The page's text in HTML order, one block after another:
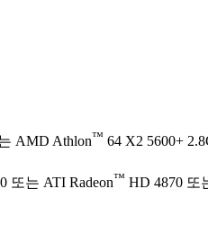
AMD Athlon™ 64 X2 5600+
또는 ATI Radeon™ HD 4870 또